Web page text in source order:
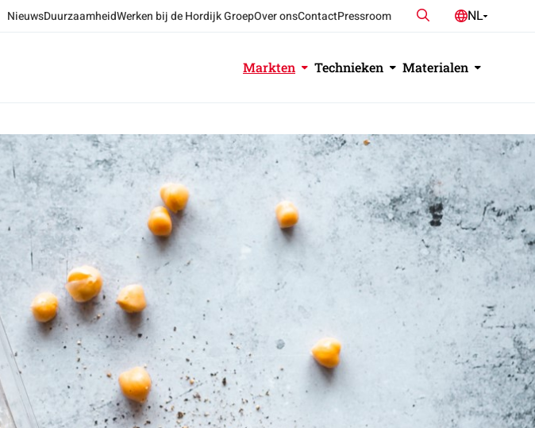
NieuwsDuurzaamheidWerken bij de Hordijk GroepOver onsContactPressroom ZoekenNL
Markten Technieken Materialen